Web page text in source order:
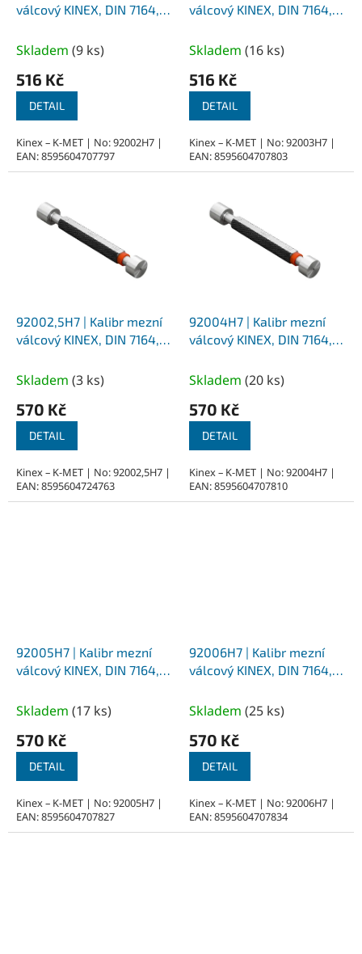
válcový KINEX, DIN 7164,
Skladem (9 ks)
516 Kč
DETAIL
Kinex – K-MET | No: 92002H7 |
EAN: 8595604707797
válcový KINEX, DIN 7164,
Skladem (16 ks)
516 Kč
DETAIL
Kinex – K-MET | No: 92003H7 |
EAN: 8595604707803
92002,5H7 | Kalibr mezní
válcový KINEX, DIN 7164,
Skladem (3 ks)
570 Kč
DETAIL
Kinex – K-MET | No: 92002,5H7 |
EAN: 8595604724763
92004H7 | Kalibr mezní
válcový KINEX, DIN 7164,
Skladem (20 ks)
570 Kč
DETAIL
Kinex – K-MET | No: 92004H7 |
EAN: 8595604707810
92005H7 | Kalibr mezní
válcový KINEX, DIN 7164,
Skladem (17 ks)
570 Kč
DETAIL
Kinex – K-MET | No: 92005H7 |
EAN: 8595604707827
92006H7 | Kalibr mezní
válcový KINEX, DIN 7164,
Skladem (25 ks)
570 Kč
DETAIL
Kinex – K-MET | No: 92006H7 |
EAN: 8595604707834